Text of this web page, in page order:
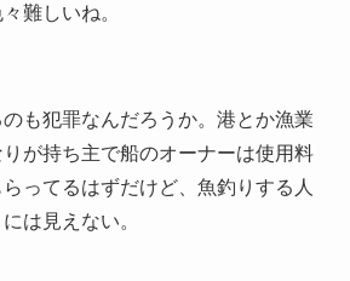
難しいね。
も犯罪なんだろうか。港とか漁業
が持ち主で船のオーナーは使用料
ってるはずだけど、魚釣りする人
は見えない。